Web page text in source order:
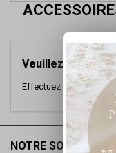
Veuillez nous
Effectuez une nouvelle
NOTRE SOCIÉTÉ